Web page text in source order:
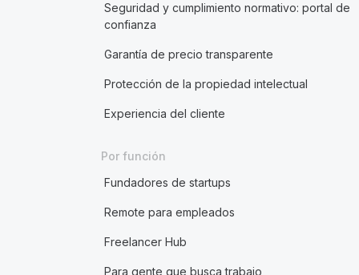
Seguridad y cumplimiento normativo: portal de
confianza
Garantía de precio transparente
Protección de la propiedad intelectual
Experiencia del cliente
Por función
Fundadores de startups
Remote para empleados
Freelancer Hub
Para gente que busca trabajo